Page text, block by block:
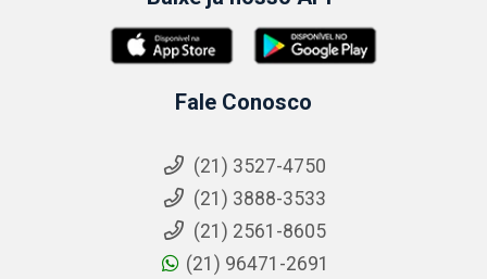
Fale Conosco
(21) 3527-4750
(21) 3888-3533
(21) 2561-8605
(21) 96471-2691